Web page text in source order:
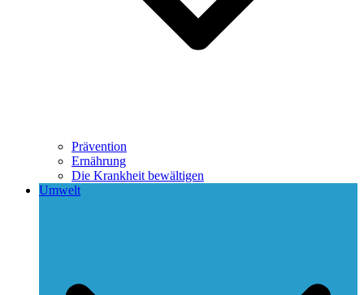
Prävention
Ernährung
Die Krankheit bewältigen
Umwelt